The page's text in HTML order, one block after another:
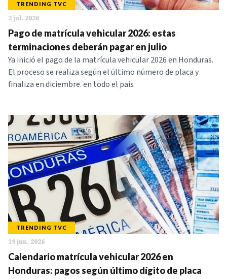
TRENDING TVC
2 jul. 2026
Pago de matrícula vehicular 2026: estas
terminaciones deberán pagar en julio
Ya inició el pago de la matrícula vehicular 2026 en Honduras.
El proceso se realiza según el último número de placa y
finaliza en diciembre. en todo el país
TRENDING TVC
19 jun. 2026
Calendario matrícula vehicular 2026 en
Honduras: pagos según último dígito de placa